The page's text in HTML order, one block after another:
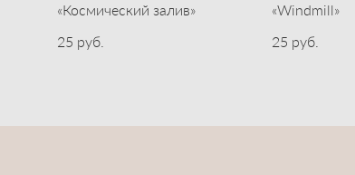
«Космический залив»
25 pуб.
«Windmill»
25 pуб.